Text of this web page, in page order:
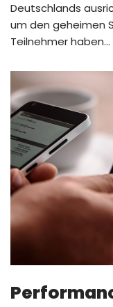
Deutschlands
um den geheimen
Teilnehmer haben…